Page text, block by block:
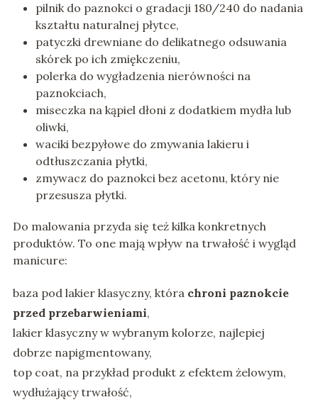
pilnik do paznokci o gradacji 180/240 do nadania
kształtu naturalnej płytce,
patyczki drewniane do delikatnego odsuwania
skórek po ich zmiękczeniu,
polerka do wygładzenia nierówności na
paznokciach,
miseczka na kąpiel dłoni z dodatkiem mydła lub
oliwki,
waciki bezpyłowe do zmywania lakieru i
odtłuszczania płytki,
zmywacz do paznokci bez acetonu, który nie
przesusza płytki.
Do malowania przyda się też kilka konkretnych
produktów. To one mają wpływ na trwałość i wygląd
manicure:
baza pod lakier klasyczny, która chroni paznokcie
przed przebarwieniami,
lakier klasyczny w wybranym kolorze, najlepiej
dobrze napigmentowany,
top coat, na przykład produkt z efektem żelowym,
wydłużający trwałość,